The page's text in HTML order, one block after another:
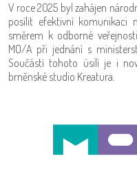
V roce 2025 byl zahájen
posílit efektivní komunikaci
směrem k odborné
MO/A při jednání s
Součástí tohoto úsilí je i
brněnské studio Kreatura.